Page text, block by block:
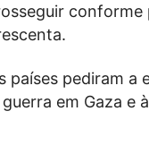
conforme
países pediram a
em Gaza e